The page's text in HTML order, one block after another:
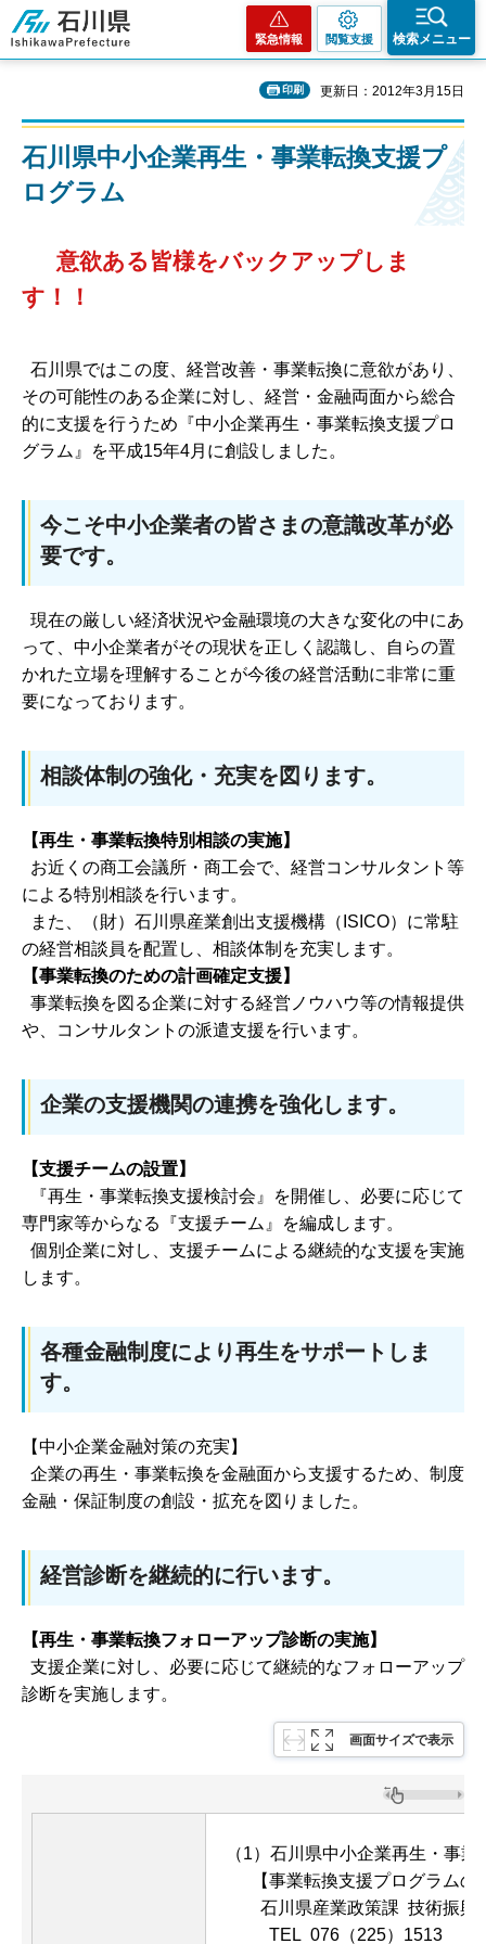
石川県
緊急情報 閲覧支援 検索メニュー
印刷 更新日：2012年3月15日
石川県中小企業再生・事業転換支援プ
ログラム
意欲ある皆様をバックアップしま
す！！
石川県ではこの度、経営改善・事業転換に意欲があり、
その可能性のある企業に対し、経営・金融両面から総合
的に支援を行うため『中小企業再生・事業転換支援プロ
グラム』を平成15年4月に創設しました。
今こそ中小企業者の皆さまの意識改革が必
要です。
現在の厳しい経済状況や金融環境の大きな変化の中にあ
って、中小企業者がその現状を正しく認識し、自らの置
かれた立場を理解することが今後の経営活動に非常に重
要になっております。
相談体制の強化・充実を図ります。
【再生・事業転換特別相談の実施】
お近くの商工会議所・商工会で、経営コンサルタント等
による特別相談を行います。
また、（財）石川県産業創出支援機構（ISICO）に常駐
の経営相談員を配置し、相談体制を充実します。
【事業転換のための計画確定支援】
事業転換を図る企業に対する経営ノウハウ等の情報提供
や、コンサルタントの派遣支援を行います。
企業の支援機関の連携を強化します。
【支援チームの設置】
『再生・事業転換支援検討会』を開催し、必要に応じて
専門家等からなる『支援チーム』を編成します。
個別企業に対し、支援チームによる継続的な支援を実施
します。
各種金融制度により再生をサポートしま
す。
【中小企業金融対策の充実】
企業の再生・事業転換を金融面から支援するため、制度
金融・保証制度の創設・拡充を図りました。
経営診断を継続的に行います。
【再生・事業転換フォローアップ診断の実施】
支援企業に対し、必要に応じて継続的なフォローアップ
診断を実施します。
画面サイズで表示
（1）石川県中小企業再生・事
【事業転換支援プログラムの
石川県産業政策課 技術振興
TEL 076（225）1513